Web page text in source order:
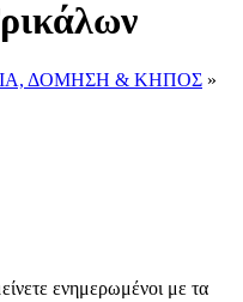
ΔΟΜΗΣΗ & ΚΗΠΟΣ »
ενημερωμένοι με τα